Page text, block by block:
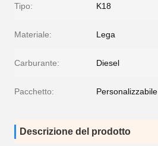
Tipo: K18
Materiale: Lega
Carburante: Diesel
Pacchetto: Personalizzabile
Descrizione del prodotto